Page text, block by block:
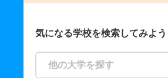
気になる学校を検索してみよう